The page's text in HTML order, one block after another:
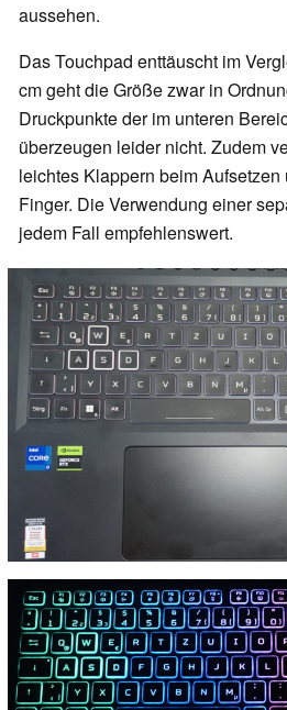
aussehen.
Das Touchpad enttäuscht im
cm geht die Größe zwar in
Druckpunkte der im unteren
überzeugen leider nicht. Zudem
leichtes Klappern beim
Finger. Die Verwendung einer
jedem Fall empfehlenswert.